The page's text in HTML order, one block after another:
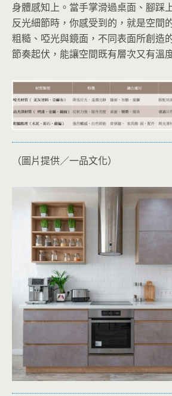
身體感知上。當手掌滑過桌面、腳踩
反光細節時，你感受到的，就是空間
粗糙、啞光與鏡面，不同表面所創造
節奏起伏，能讓空間既有層次又有溫
（圖片提供／一品文化）